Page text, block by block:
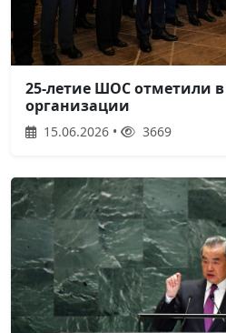
25-летие ШОС отметили
организации
15.06.2026 • 3669